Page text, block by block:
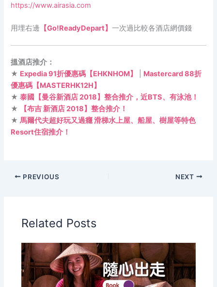
https://www.airasia.com
用埋右邊 【Go!ReadyDepart】一次過比較各酒店網價錢
搵酒店推介：
★ Expedia 91折優惠碼【EHKNHOM】
Mastercard 88折
優惠碼【MASTERHK12H】
★泰國【曼谷新酒店 2018】整合推介，近BTS、有泳池！
★
【布吉 新酒店 2018】整合推介！
★馬爾代夫超好玩又過癮 滑梯水上屋、船屋、樹屋等特色
Resort住宿推介！
PREVIOUS NEXT
Related Posts